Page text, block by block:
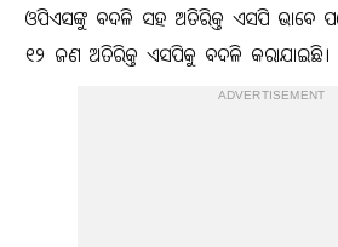
ଓପିଏସଙ୍କୁ ବଦଳି ସହ ଅତିରିକ୍ତ ଏସପି ଭାବେ
୧୨ ଜଣ ଅତିରିକ୍ତ ଏସପିକୁ ବଦଳି କରାଯାଇଛି।
ADVERTISEMENT